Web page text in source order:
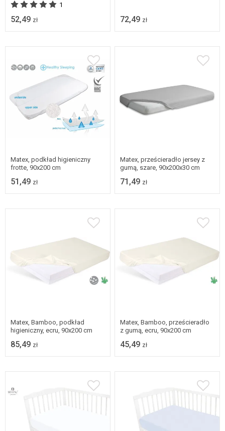
1
52,49 zł 72,49 zł
Matex, podkład higieniczny
frotte, 90x200 cm
51,49 zł
Matex, prześcieradło jersey z
gumą, szare, 90x200x30 cm
71,49 zł
Matex, Bamboo, podkład
higieniczny, ecru, 90x200 cm
85,49 zł
Matex, Bamboo, prześcieradło
z gumą, ecru, 90x200 cm
45,49 zł